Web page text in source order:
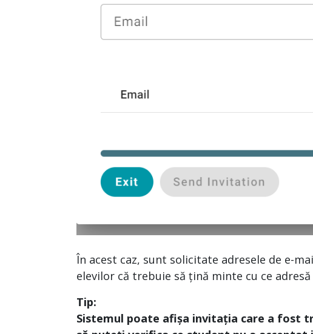
În acest caz, sunt solicitate adresele de e-
elevilor că trebuie să țină minte cu ce
Tip:
Sistemul poate afișa invitația care a fost